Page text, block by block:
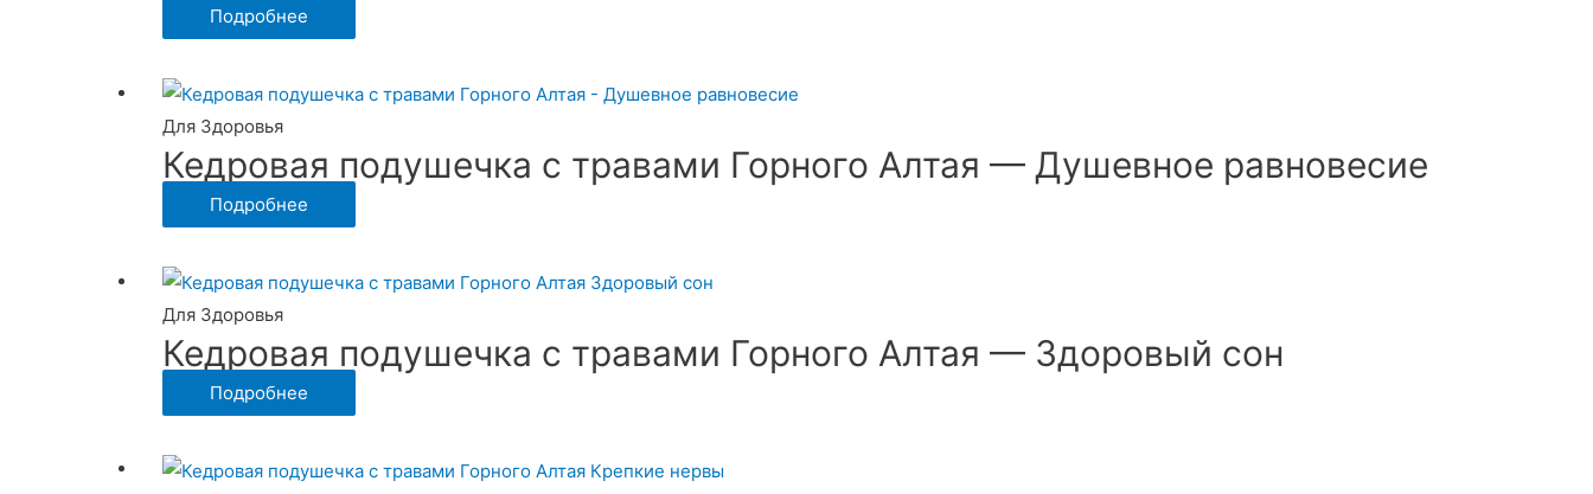
Подробнее
Для Здоровья
Кедровая подушечка с травами Горного Алтая — Душевное равновесие
Подробнее
Для Здоровья
Кедровая подушечка с травами Горного Алтая — Здоровый сон
Подробнее